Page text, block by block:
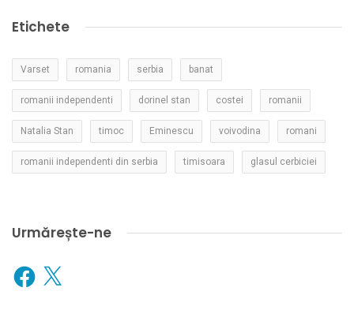
Etichete
Varset romania serbia banat
romanii independenti dorinel stan costei romanii
Natalia Stan timoc Eminescu voivodina romani
romanii independenti din serbia timisoara glasul cerbiciei
Urmărește-ne
Facebook
X